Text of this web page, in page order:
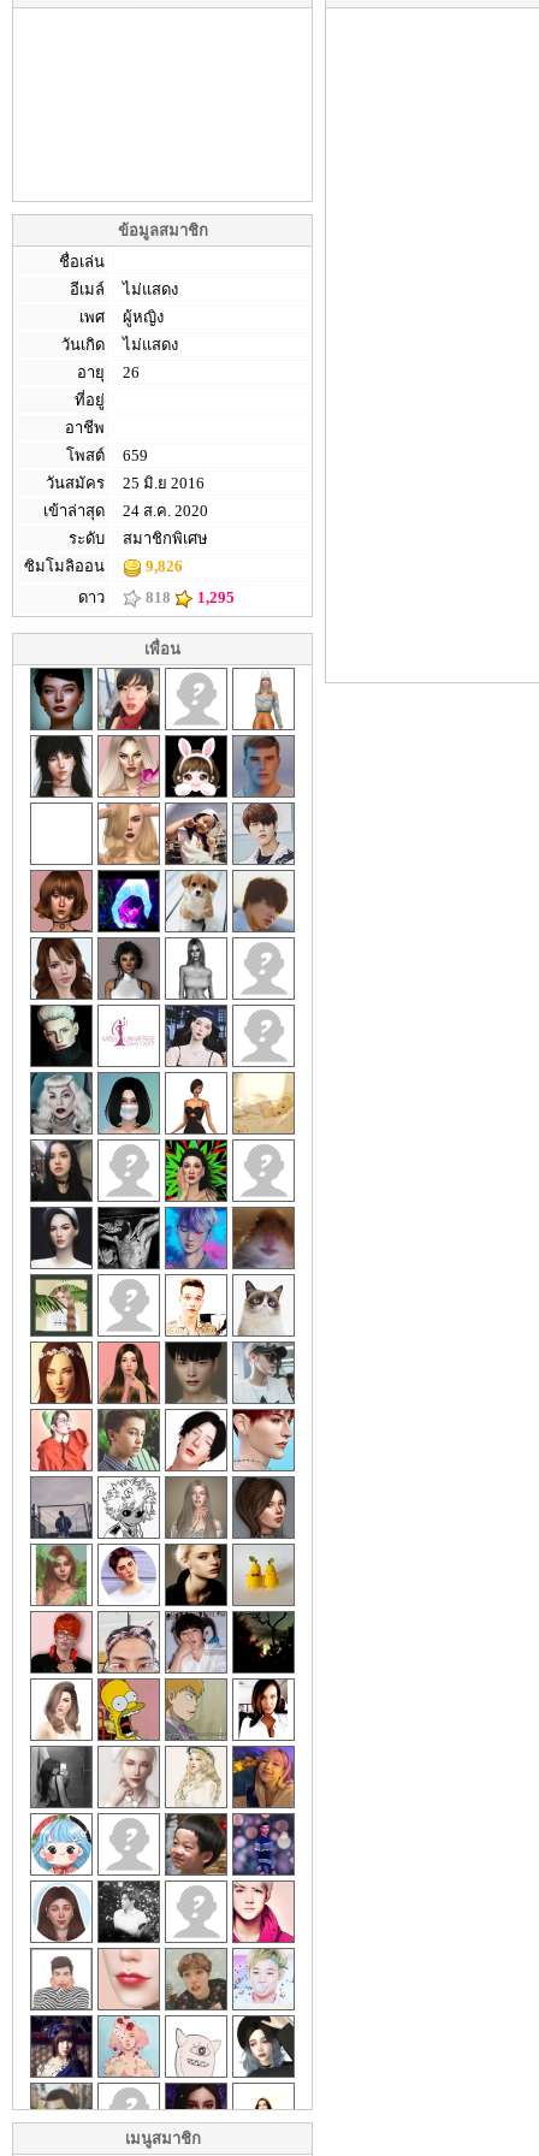
ข้อมูลสมาชิก
ชื่อเล่น
อีเมล์
ไม่แสดง
เพศ
ผู้หญิง
วันเกิด
ไม่แสดง
อายุ
26
ที่อยู่
อาชีพ
โพสต์
659
วันสมัคร
25 มิ.ย 2016
เข้าล่าสุด
24 ส.ค. 2020
ระดับ
สมาชิกพิเศษ
ซิมโมลิออน
9,826
ดาว
818 1,295
เพื่อน
เมนูสมาชิก